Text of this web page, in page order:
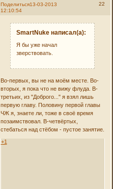
Поделиться 22
13-03-2013
12:10:54
SmartNuke написал(а):
Я бы уже начал
зверствовать.
Во-первых, вы не на моём месте. Во-
вторых, я пока что не вижу флуда. В-
третьих, из "Доброго..." я взял лишь
первую главу. Половину первой главы
ЧЖ я, знаете ли, тоже в своё время
позаимствовал. В-четвёртых,
стебаться над стёбом - пустое занятие.
+1